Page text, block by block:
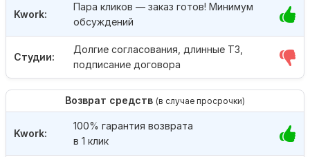
Студии:
Долгие согласования, длинные ТЗ,
подписание договора
Kwork:
Пара кликов — заказ готов! Минимум
обсуждений
Возврат средств (в случае просрочки)
Kwork:
100% гарантия возврата
в 1 клик